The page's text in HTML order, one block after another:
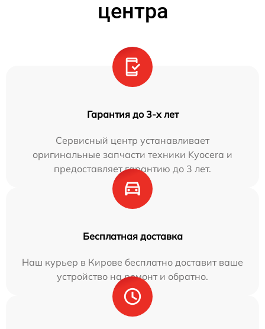
центра
Гарантия до 3-х лет
Сервисный центр устанавливает
оригинальные запчасти техники Kyocera и
предоставляет гарантию до 3 лет.
Бесплатная доставка
Наш курьер в Кирове бесплатно доставит ваше
устройство на ремонт и обратно.